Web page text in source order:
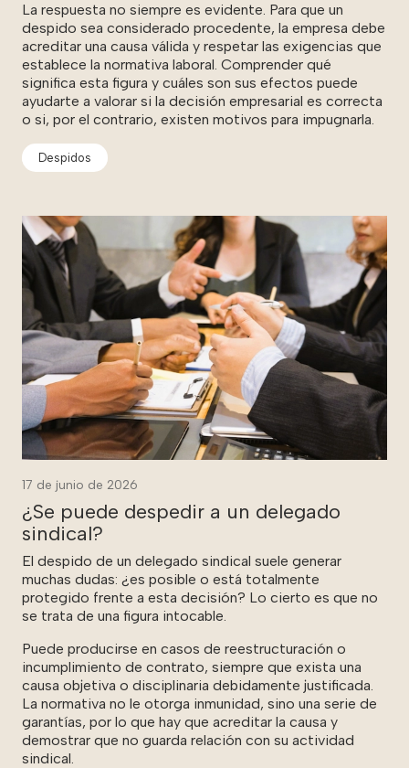
La respuesta no siempre es evidente. Para que un
despido sea considerado procedente, la empresa debe
acreditar una causa válida y respetar las exigencias que
establece la normativa laboral. Comprender qué
significa esta figura y cuáles son sus efectos puede
ayudarte a valorar si la decisión empresarial es correcta
o si, por el contrario, existen motivos para impugnarla.
Despidos
17 de junio de 2026
¿Se puede despedir a un delegado
sindical?
El despido de un delegado sindical suele generar
muchas dudas: ¿es posible o está totalmente
protegido frente a esta decisión? Lo cierto es que no
se trata de una figura intocable.
Puede producirse en casos de reestructuración o
incumplimiento de contrato, siempre que exista una
causa objetiva o disciplinaria debidamente justificada.
La normativa no le otorga inmunidad, sino una serie de
garantías, por lo que hay que acreditar la causa y
demostrar que no guarda relación con su actividad
sindical.